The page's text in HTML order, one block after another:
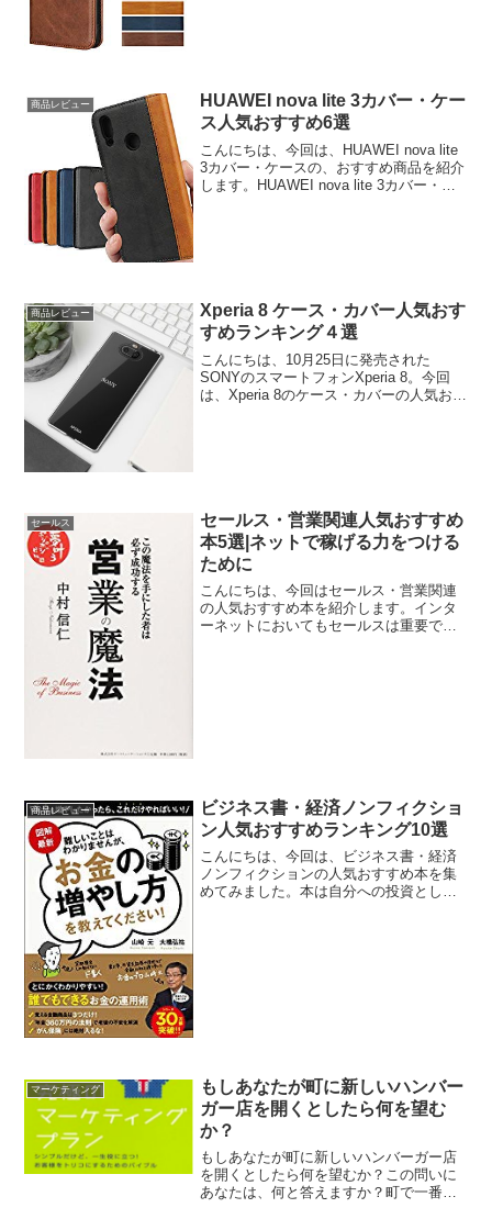
商品レビュー
HUAWEI nova lite 3カバー・ケー
ス人気おすすめ6選
こんにちは、今回は、HUAWEI nova lite
3カバー・ケースの、おすすめ商品を紹介
します。HUAWEI nova lite 3カバー・ケ
商品レビュー
Xperia 8 ケース・カバー人気おす
すめランキング４選
こんにちは、10月25日に発売された
SONYのスマートフォンXperia 8。今回
は、Xperia 8のケース・カバーの人気おす
セールス
セールス・営業関連人気おすすめ
本5選|ネットで稼げる力をつける
ために
こんにちは、今回はセールス・営業関連
の人気おすすめ本を紹介します。インタ
ーネットにおいてもセールスは重要で
商品レビュー
ビジネス書・経済ノンフィクショ
ン人気おすすめランキング10選
こんにちは、今回は、ビジネス書・経済
ノンフィクションの人気おすすめ本を集
めてみました。本は自分への投資として
マーケティング
もしあなたが町に新しいハンバー
ガー店を開くとしたら何を望む
か？
もしあなたが町に新しいハンバーガー店
を開くとしたら何を望むか？この問いに
あなたは、何と答えますか？町で一番ハ